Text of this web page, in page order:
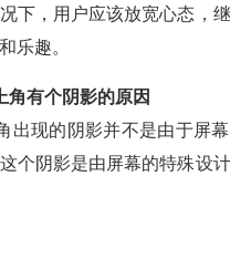
下，用户应该放宽心态，
乐趣。
有个阴影的原因
出现的阴影并不是由于屏
个阴影是由屏幕的特殊设计